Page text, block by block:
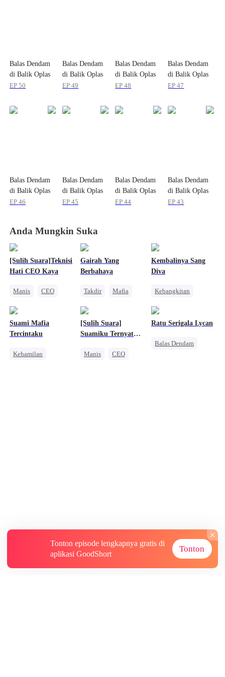
Balas Dendam
di Balik Oplas
EP50
Balas Dendam
di Balik Oplas
EP49
Balas Dendam
di Balik Oplas
EP48
Balas Dendam
di Balik Oplas
EP47
Balas Dendam
di Balik Oplas
EP46
Balas Dendam
di Balik Oplas
EP45
Balas Dendam
di Balik Oplas
EP44
Balas Dendam
di Balik Oplas
EP43
Anda Mungkin Suka
[Sulih Suara]Teknisi
Hati CEO Kaya
Manis
CEO
Gairah Yang
Berbahaya
Takdir
Mafia
Kembalinya Sang
Diva
Kebangkitan
Suami Mafia
Tercintaku
Kehamilan
[Sulih Suara]
Suamiku Ternyata
Manis
CEO
Ratu Serigala Lycan
Balas Dendam
Tonton episode lengkapnya gratis di
aplikasi GoodShort
Tonton